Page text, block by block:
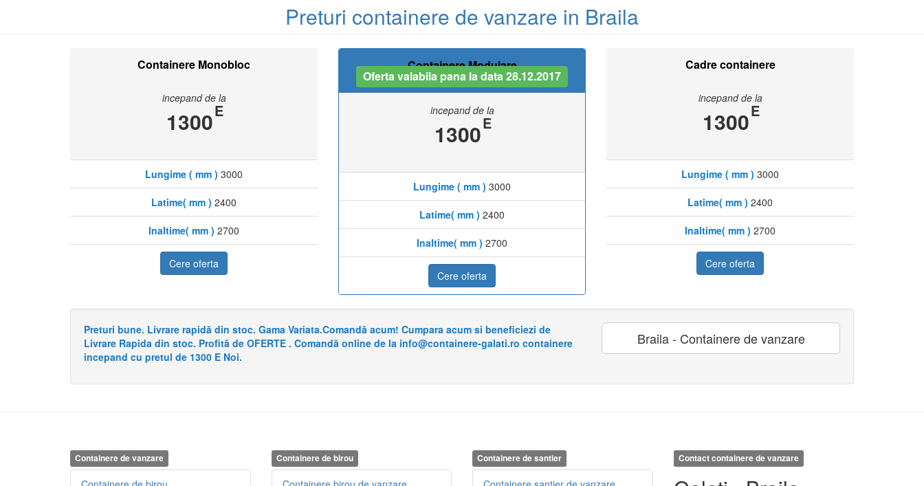
Preturi containere de vanzare in Braila
Containere Monobloc
incepand de la
1300E
Lungime ( mm ) 3000
Latime( mm ) 2400
Inaltime( mm ) 2700
Cere oferta
Containere Modulare
Oferta valabila pana la data 28.12.2017
incepand de la
1300E
Lungime ( mm ) 3000
Latime( mm ) 2400
Inaltime( mm ) 2700
Cere oferta
Cadre containere
incepand de la
1300E
Lungime ( mm ) 3000
Latime( mm ) 2400
Inaltime( mm ) 2700
Cere oferta
Preturi bune. Livrare rapidă din stoc. Gama Variata.Comandă acum! Cumpara acum si beneficiezi de
Livrare Rapida din stoc. Profită de OFERTE . Comandă online de la info@containere-galati.ro containere
incepand cu pretul de 1300 E Noi.
Braila - Containere de vanzare
Containere de vanzare Containere de birou Containere de santier Contact containere de vanzare